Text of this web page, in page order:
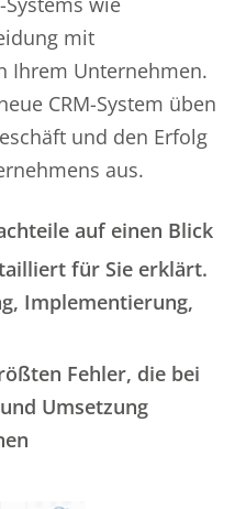
mit
Ihrem Unternehmen.
CRM-System üben
und den Erfolg
aus.
auf einen Blick
für Sie erklärt.
Implementierung,
Fehler, die bei
Umsetzung